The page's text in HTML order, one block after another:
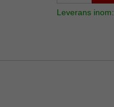
Leverans inom: